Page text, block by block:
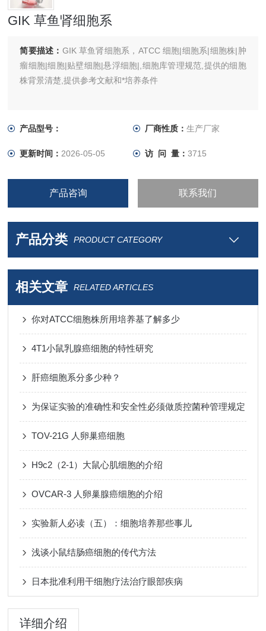
GIK 草鱼肾细胞系
简要描述： GIK 草鱼肾细胞系，ATCC 细胞|细胞系|细胞株|肿
瘤细胞|细胞|贴壁细胞|悬浮细胞|,细胞库管理规范,提供的细胞
株背景清楚,提供参考文献和*培养条件
产品型号： 厂商性质： 生产厂家
更新时间： 2026-05-05 访 问 量： 3715
产品咨询 联系我们
产品分类 PRODUCT CATEGORY
相关文章 RELATED ARTICLES
你对ATCC细胞株所用培养基了解多少
4T1小鼠乳腺癌细胞的特性研究
肝癌细胞系分多少种？
为保证实验的准确性和安全性必须做质控菌种管理规定
TOV-21G 人卵巢癌细胞
H9c2（2-1）大鼠心肌细胞的介绍
OVCAR-3 人卵巢腺癌细胞的介绍
实验新人必读（五）：细胞培养那些事儿
浅谈小鼠结肠癌细胞的传代方法
日本批准利用干细胞疗法治疗眼部疾病
详细介绍